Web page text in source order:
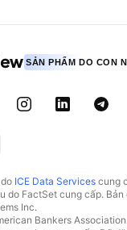
SẢN PHẨM DO CON
ICE Data Services cung
do FactSet cung cấp.
Inc.
Bankers